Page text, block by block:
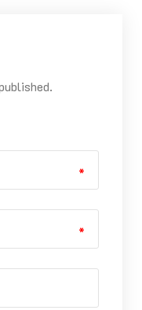
*
*